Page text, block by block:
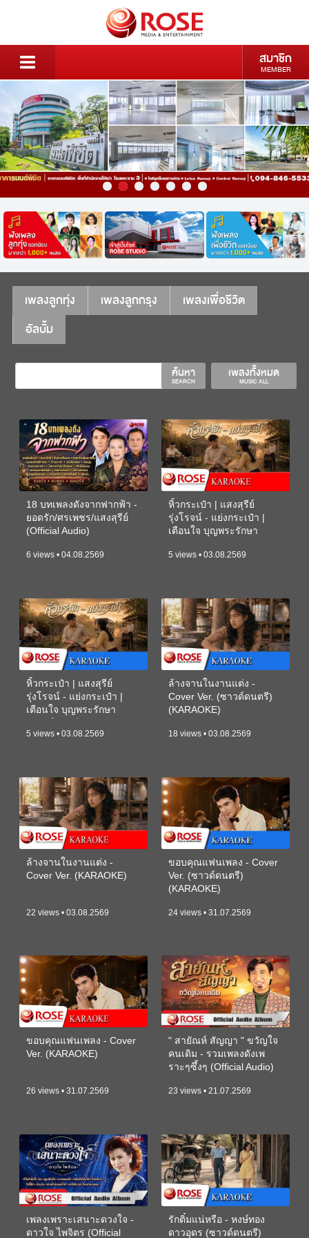
สมาชิก
MEMBER
เพลงลูกทุ่ง เพลงลูกกรุง
เพลงเพื่อชีวิต
อัลบั้ม
เพลงทั้งหมด
MUSIC ALL
ค้นหา
SEARCH
18 บทเพลงดังจากฟากฟ้า -
ยอดรัก/ศรเพชร/แสงสุรีย์
(Official Audio)
6 views • 04.08.2569
หิ้วกระเป๋า | แสงสุรีย์
รุ่งโรจน์ - แย่งกระเป๋า |
เตือนใจ บุญพระรักษา
5 views • 03.08.2569
หิ้วกระเป๋า | แสงสุรีย์
รุ่งโรจน์ - แย่งกระเป๋า |
เตือนใจ บุญพระรักษา
5 views • 03.08.2569
ล้างจานในงานแต่ง -
Cover Ver. (ซาวด์ดนตรี)
(KARAOKE)
18 views • 03.08.2569
ล้างจานในงานแต่ง -
Cover Ver. (KARAOKE)
22 views • 03.08.2569
ขอบคุณแฟนเพลง - Cover
Ver. (ซาวด์ดนตรี)
(KARAOKE)
24 views • 31.07.2569
ขอบคุณแฟนเพลง - Cover
Ver. (KARAOKE)
26 views • 31.07.2569
" สายัณห์ สัญญา " ขวัญใจ
คนเดิม - รวมเพลงดังเพ
ราะๆซึ้งๆ (Official Audio)
23 views • 21.07.2569
เพลงเพราะเสนาะดวงใจ -
ดาวใจ ไพจิตร (Official
รักติ๋มแน่หรือ - หงษ์ทอง
ดาวอุดร (ซาวด์ดนตรี)